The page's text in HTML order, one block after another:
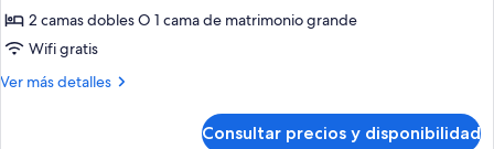
Suite
junior
Adults
2 camas dobles O 1 cama de matrimonio grande
Wifi gratis
Ver más detalles
Más
Consultar precios y disponibilidad